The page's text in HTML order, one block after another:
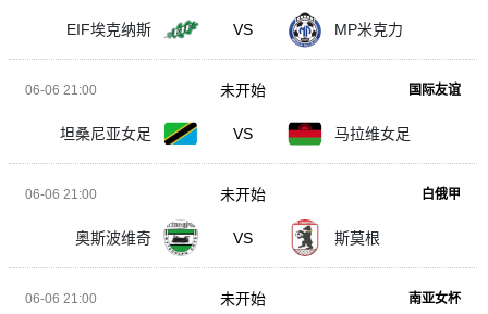
EIF埃克纳斯 VS MP米克力
06-06 21:00 国际友谊
坦桑尼亚女足 VS 马拉维女足
未开始
06-06 21:00 白俄甲
奥斯波维奇 VS 斯莫根
未开始
06-06 21:00 南亚女杯
未开始